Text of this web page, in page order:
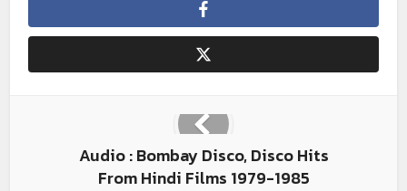
Audio : Bombay Disco, Disco Hits
From Hindi Films 1979-1985